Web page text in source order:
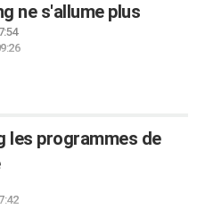
ne s'allume plus
les programmes de